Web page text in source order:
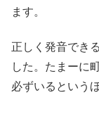
ます。
正しく発音でき
した。たまーに
必ずいるという